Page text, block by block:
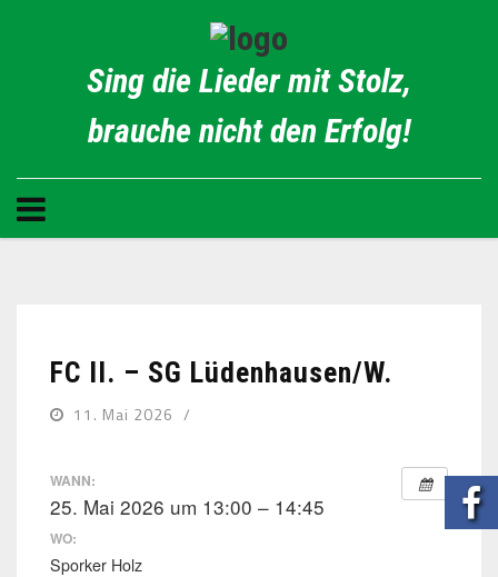
Sing die Lieder mit Stolz,
brauche nicht den Erfolg!
FC II. – SG Lüdenhausen/W.
11. Mai 2026
WANN:
25. Mai 2026 um 13:00 – 14:45
WO:
Sporker Holz